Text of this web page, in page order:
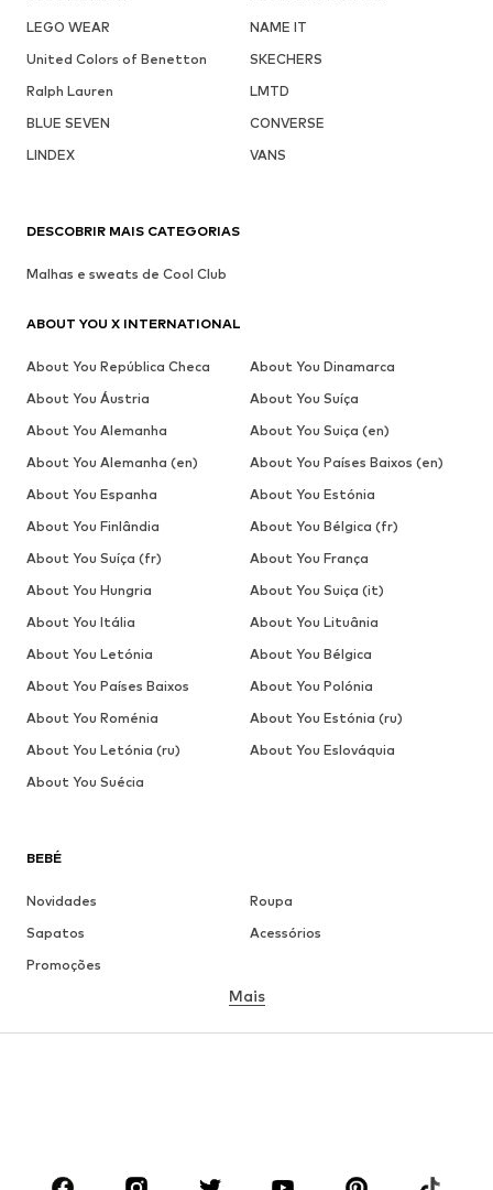
LEGO WEAR
NAME IT
United Colors of Benetton
SKECHERS
Ralph Lauren
LMTD
BLUE SEVEN
CONVERSE
LINDEX
VANS
BEBÉ
Novidades
Roupa
Sapatos
Acessórios
Promoções
Mais
DESCOBRIR MAIS CATEGORIAS
Malhas e sweats de Cool Club
ABOUT YOU X INTERNATIONAL
About You República Checa
About You Dinamarca
About You Áustria
About You Suíça
About You Alemanha
About You Suiça (en)
About You Alemanha (en)
About You Países Baixos (en)
About You Espanha
About You Estónia
About You Finlândia
About You Bélgica (fr)
About You Suíça (fr)
About You França
About You Hungria
About You Suiça (it)
About You Itália
About You Lituânia
About You Letónia
About You Bélgica
About You Países Baixos
About You Polónia
About You Roménia
About You Estónia (ru)
About You Letónia (ru)
About You Eslováquia
About You Suécia